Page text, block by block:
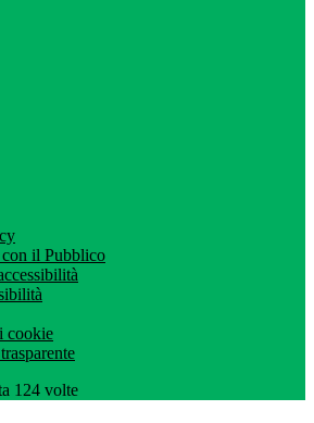
il Pubblico
cookie
124 volte